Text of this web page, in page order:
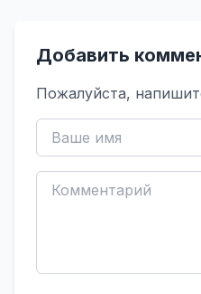
Добавить
Пожалуйста,